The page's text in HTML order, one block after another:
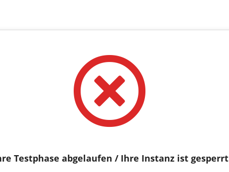
Testphase abgelaufen / Ihre Instanz ist gesperrt